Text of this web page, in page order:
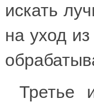
искать
на уход
Третье